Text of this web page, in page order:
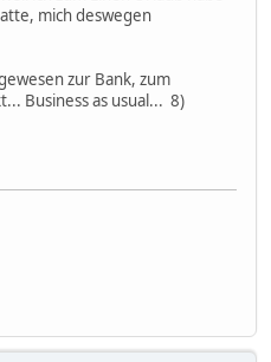
mich deswegen
zur Bank, zum
Business as usual... 8)